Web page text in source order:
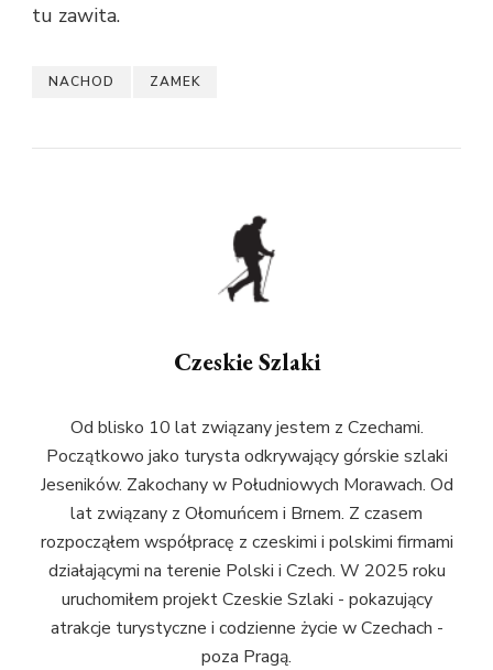
tu zawita.
NACHOD ZAMEK
Czeskie Szlaki
Od blisko 10 lat związany jestem z Czechami.
Początkowo jako turysta odkrywający górskie szlaki
Jeseników. Zakochany w Południowych Morawach. Od
lat związany z Ołomuńcem i Brnem. Z czasem
rozpocząłem współpracę z czeskimi i polskimi firmami
działającymi na terenie Polski i Czech. W 2025 roku
uruchomiłem projekt Czeskie Szlaki - pokazujący
atrakcje turystyczne i codzienne życie w Czechach -
poza Pragą.